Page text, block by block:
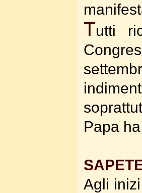
Tutti
Papa
Agli